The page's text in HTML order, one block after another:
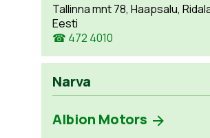
Tallinna mnt 78, Haapsalu,
Eesti
☎ 472 4010
Narva
Albion Motors